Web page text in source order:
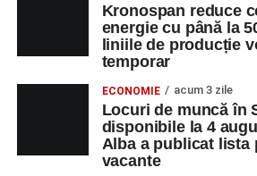
Kronospan reduce
energie cu până la
liniile de producție
temporar
ECONOMIE acum 3 zile
Locuri de muncă în
disponibile la 4
Alba a publicat lista
vacante